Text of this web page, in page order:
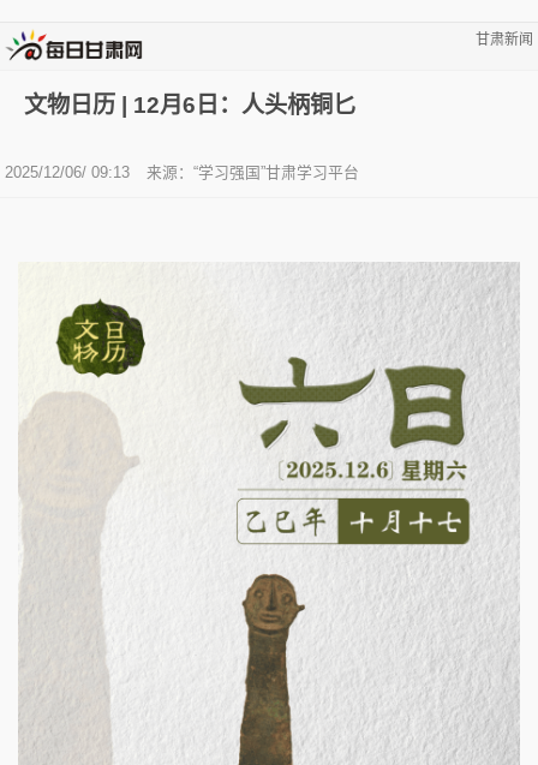
甘肃新闻
文物日历 | 12月6日：人头柄铜匕
2025/12/06/ 09:13 来源：“学习强国”甘肃学习平台